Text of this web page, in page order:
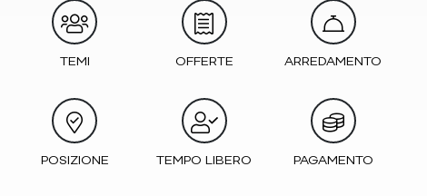
TEMI OFFERTE ARREDAMENTO
POSIZIONE TEMPO LIBERO PAGAMENTO